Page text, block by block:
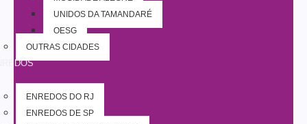
UNIDOS DA TAMANDARÉ
OESG
OUTRAS CIDADES
ENREDOS DO RJ
ENREDOS DE SP